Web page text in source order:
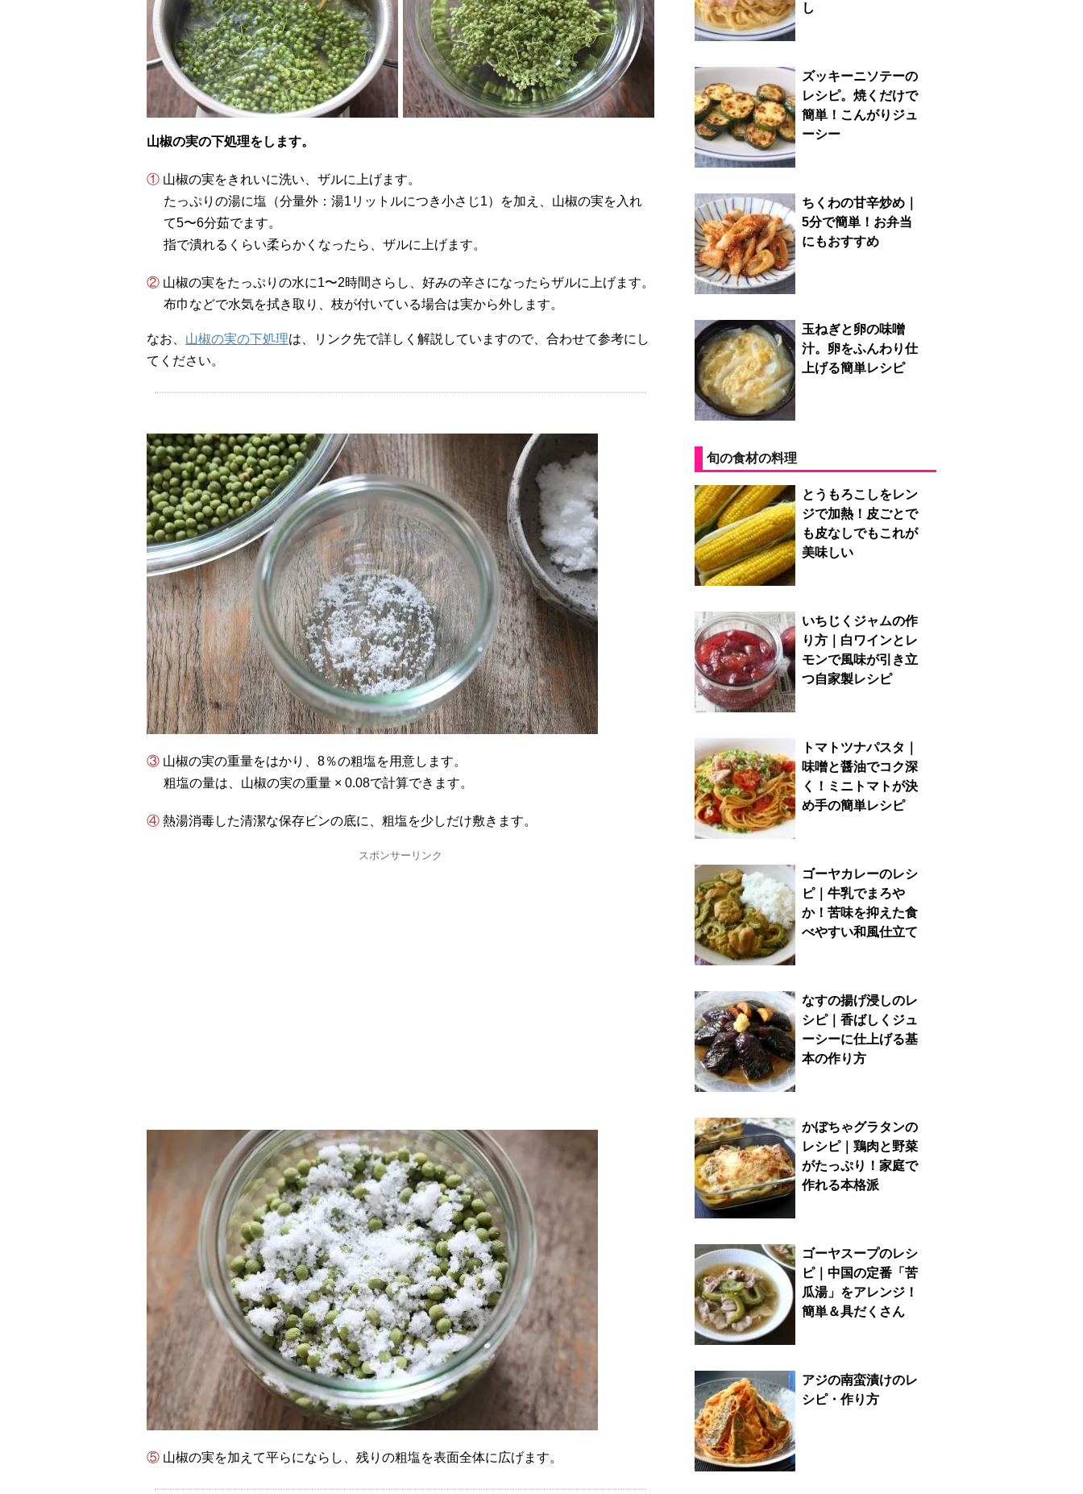
山椒の実の下処理をします。
① 山椒の実をきれいに洗い、ザルに上げます。
たっぷりの湯に塩（分量外：湯1リットルにつき小さじ1）を加え、山椒の実を入れ
て5〜6分茹でます。
指で潰れるくらい柔らかくなったら、ザルに上げます。
② 山椒の実をたっぷりの水に1〜2時間さらし、好みの辛さになったらザルに上げます。
布巾などで水気を拭き取り、枝が付いている場合は実から外します。
なお、 山椒の実の下処理は、リンク先で詳しく解説していますので、合わせて参考にし
てください。
③ 山椒の実の重量をはかり、8％の粗塩を用意します。
粗塩の量は、山椒の実の重量 × 0.08で計算できます。
④ 熱湯消毒した清潔な保存ビンの底に、粗塩を少しだけ敷きます。
スポンサーリンク
⑤ 山椒の実を加えて平らにならし、残りの粗塩を表面全体に広げます。
し
ズッキーニソテーの
レシピ。焼くだけで
簡単！こんがりジュ
ーシー
ちくわの甘辛炒め｜
5分で簡単！お弁当
にもおすすめ
玉ねぎと卵の味噌
汁。卵をふんわり仕
上げる簡単レシピ
旬の食材の料理
とうもろこしをレン
ジで加熱！皮ごとで
も皮なしでもこれが
美味しい
いちじくジャムの作
り方｜白ワインとレ
モンで風味が引き立
つ自家製レシピ
トマトツナパスタ｜
味噌と醤油でコク深
く！ミニトマトが決
め手の簡単レシピ
ゴーヤカレーのレシ
ピ｜牛乳でまろや
か！苦味を抑えた食
べやすい和風仕立て
なすの揚げ浸しのレ
シピ｜香ばしくジュ
ーシーに仕上げる基
本の作り方
かぼちゃグラタンの
レシピ｜鶏肉と野菜
がたっぷり！家庭で
作れる本格派
ゴーヤスープのレシ
ピ｜中国の定番「苦
瓜湯」をアレンジ！
簡単＆具だくさん
アジの南蛮漬けのレ
シピ・作り方